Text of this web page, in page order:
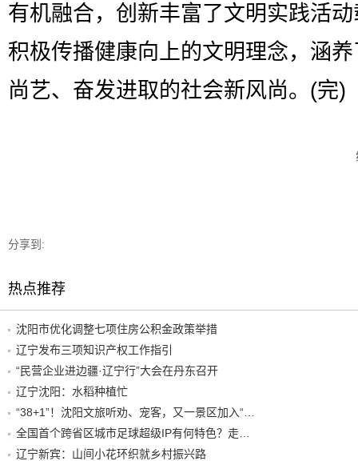
有机融合，创新丰富了文明实践活
积极传播健康向上的文明理念，涵
尚艺、奋发进取的社会新风尚。(完)
分享到:
热点推荐
沈阳市优化调整七项住房公积金政策举措
辽宁发布三项知识产权工作指引
“民营企业进边疆·辽宁行”大会在丹东召开
辽宁沈阳：水稻种植忙
辽宁新宾：山间小花环织就乡村振兴路